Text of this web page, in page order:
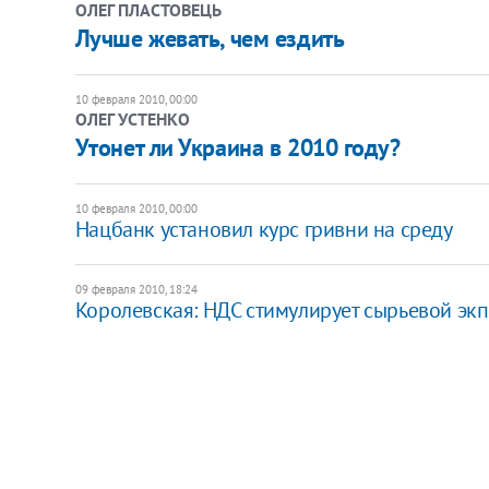
ОЛЕГ ПЛАСТОВЕЦЬ
Лучше жевать, чем ездить
10 февраля 2010, 00:00
ОЛЕГ УСТЕНКО
Утонет ли Украина в 2010 году?
10 февраля 2010, 00:00
Нацбанк установил курс гривни на среду
09 февраля 2010, 18:24
Королевская: НДС стимулирует сырьевой